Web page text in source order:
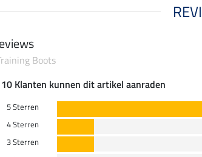
Boots
Klanten kunnen dit artikel aanraden
5 Sterren
4 Sterren
3 Sterren